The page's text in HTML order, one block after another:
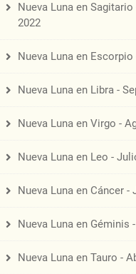
Nueva Luna en
2022
Nueva Luna en Escorpio
Nueva Luna en Libra -
Nueva Luna en Virgo -
Nueva Luna en Leo -
Nueva Luna en Cáncer -
Nueva Luna en Géminis
Nueva Luna en Tauro -